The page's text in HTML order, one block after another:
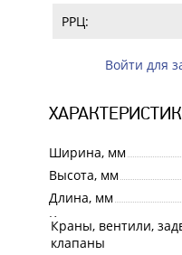
РРЦ:
Войти для
Ширина, мм
Высота, мм
Длина, мм
Категория
Подкатегория
Краны, вентили,
клапаны